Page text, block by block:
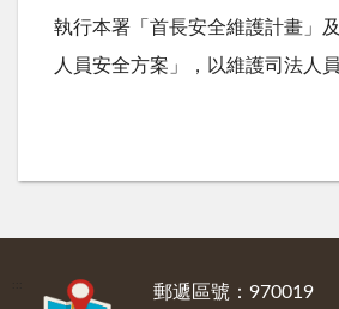
執行本署「首長安全維護計畫」
人員安全方案」，以維護司法人
郵遞區號：970019